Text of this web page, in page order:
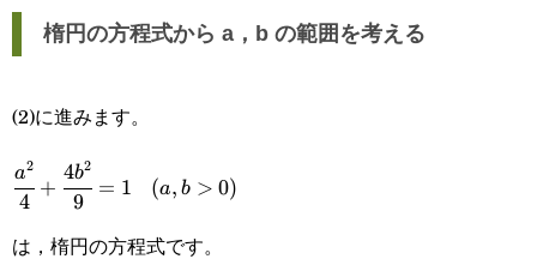
楕円の方程式から a，b の範囲を考える
(2)に進みます。
\cfrac{a^2}
{4}+\cfrac{4b^2}
{9}=1
4
a2
+
9
4b2
= 1
(a,b>0)
(a, b > 0)
は，楕円の方程式です。